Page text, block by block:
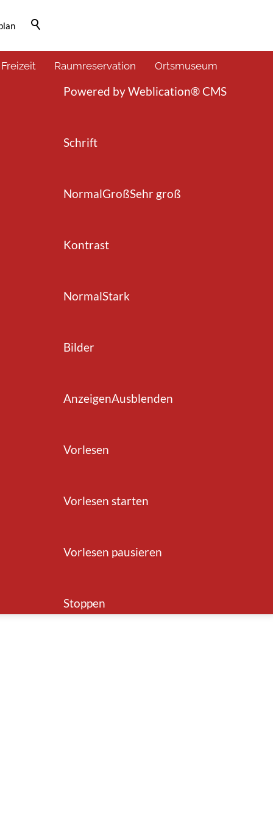
Powered by Weblication® CMS
Schrift
NormalGroßSehr groß
Kontrast
NormalStark
Bilder
AnzeigenAusblenden
Vorlesen
Vorlesen starten
Vorlesen pausieren
Stoppen
Raumreservation Ortsmuseum